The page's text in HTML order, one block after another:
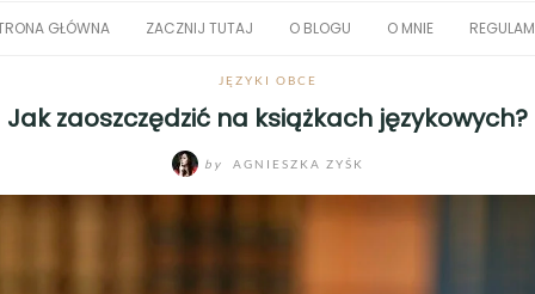
GŁÓWNA ZACZNIJ TUTAJ O BLOGU O MNIE
JĘZYKI OBCE
Jak zaoszczędzić na książkach językowych?
by AGNIESZKA ZYŚK